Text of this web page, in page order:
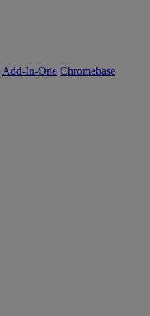
Add-In-One Chromebase